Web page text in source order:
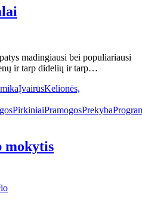
madingiausi bei populiariausi
ir tarp didelių ir tarp…
ĮvairūsKelionės,
PirkiniaiPramogosPrekyba
mokytis